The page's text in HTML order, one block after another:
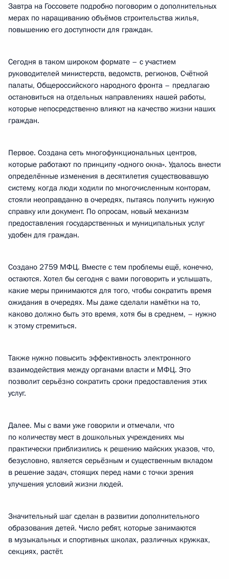
Завтра на Госсовете подробно поговорим о дополнительных
мерах по наращиванию объёмов строительства жилья,
повышению его доступности для граждан.
Сегодня в таком широком формате – с участием
руководителей министерств, ведомств, регионов, Счётной
палаты, Общероссийского народного фронта – предлагаю
остановиться на отдельных направлениях нашей работы,
которые непосредственно влияют на качество жизни наших
граждан.
Первое. Создана сеть многофункциональных центров,
которые работают по принципу «одного окна». Удалось внести
определённые изменения в десятилетия существовавшую
систему, когда люди ходили по многочисленным конторам,
стояли неоправданно в очередях, пытаясь получить нужную
справку или документ. По опросам, новый механизм
предоставления государственных и муниципальных услуг
удобен для граждан.
Создано 2759 МФЦ. Вместе с тем проблемы ещё, конечно,
остаются. Хотел бы сегодня с вами поговорить и услышать,
какие меры принимаются для того, чтобы сократить время
ожидания в очередях. Мы даже сделали намётки на то,
каково должно быть это время, хотя бы в среднем, – нужно
к этому стремиться.
Также нужно повысить эффективность электронного
взаимодействия между органами власти и МФЦ. Это
позволит серьёзно сократить сроки предоставления этих
услуг.
Далее. Мы с вами уже говорили и отмечали, что
по количеству мест в дошкольных учреждениях мы
практически приблизились к решению майских указов, что,
безусловно, является серьёзным и существенным вкладом
в решение задач, стоящих перед нами с точки зрения
улучшения условий жизни людей.
Значительный шаг сделан в развитии дополнительного
образования детей. Число ребят, которые занимаются
в музыкальных и спортивных школах, различных кружках,
секциях, растёт.